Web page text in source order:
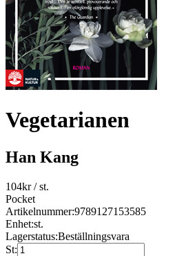
Vegetarianen
Han Kang
104kr/ st.
Pocket
Artikelnummer:9789127153585
Enhet:st.
Lagerstatus:Beställningsvara
St: